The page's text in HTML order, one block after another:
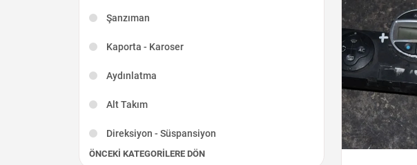
Kadjar
Talisman
Latitude
Taliant
Şanzıman
Kaporta - Karoser
Aydınlatma
Alt Takım
Direksiyon - Süspansiyon
ÖNCEKI KATEGORILERE DÖN